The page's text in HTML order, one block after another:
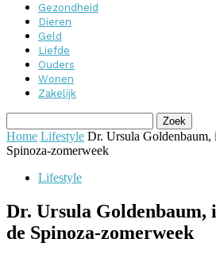
Gezondheid
Dieren
Geld
Liefde
Ouders
Wonen
Zakelijk
Home Lifestyle Dr. Ursula Goldenbaum,
Spinoza-zomerweek
Lifestyle
Dr. Ursula Goldenbaum,
de Spinoza-zomerweek